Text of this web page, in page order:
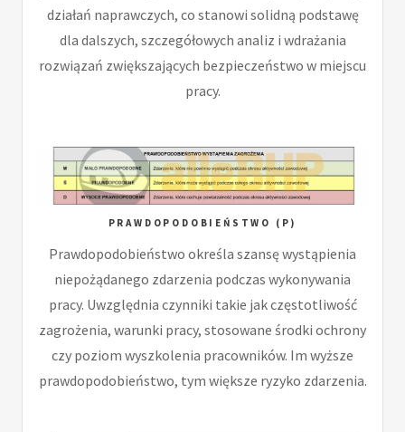
działań naprawczych, co stanowi solidną podstawę
dla dalszych, szczegółowych analiz i wdrażania
rozwiązań zwiększających bezpieczeństwo w miejscu
pracy.
PRAWDOPODOBIEŃSTWO (P)
Prawdopodobieństwo określa szansę wystąpienia
niepożądanego zdarzenia podczas wykonywania
pracy. Uwzględnia czynniki takie jak częstotliwość
zagrożenia, warunki pracy, stosowane środki ochrony
czy poziom wyszkolenia pracowników. Im wyższe
prawdopodobieństwo, tym większe ryzyko zdarzenia.